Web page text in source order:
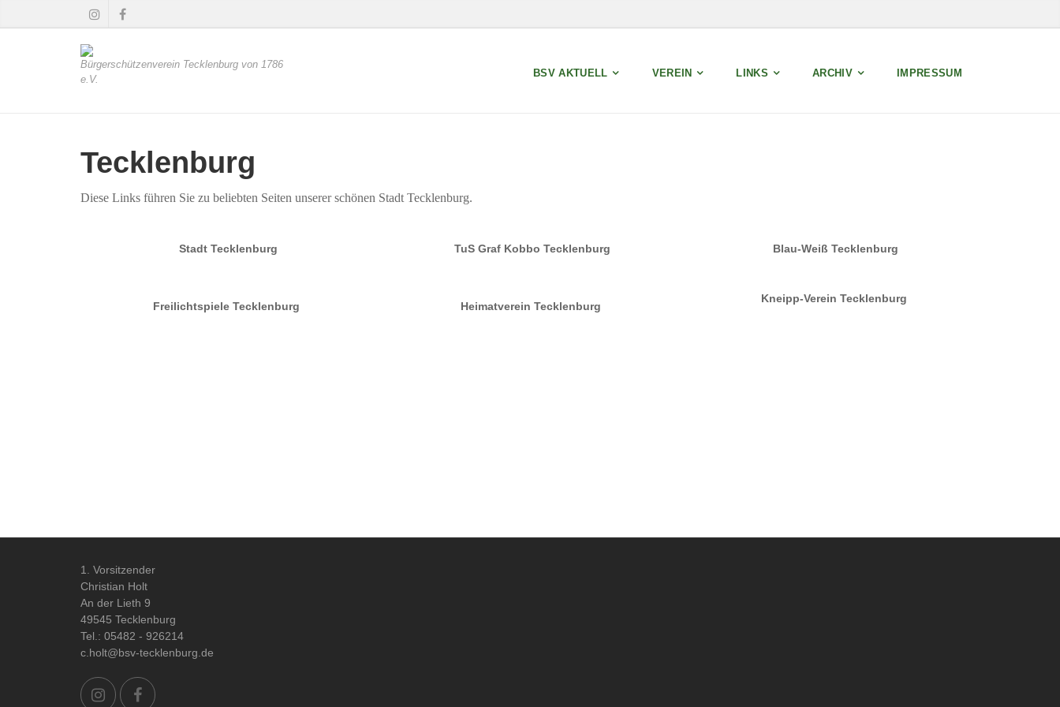
Bürgerschützenverein Tecklenburg von 1786
e.V.
BSV AKTUELL VEREIN LINKS ARCHIV IMPRESSUM
Tecklenburg
Diese Links führen Sie zu beliebten Seiten unserer schönen Stadt Tecklenburg.
Stadt Tecklenburg TuS Graf Kobbo Tecklenburg Blau-Weiß Tecklenburg
Freilichtspiele Tecklenburg Heimatverein Tecklenburg
Kneipp-Verein Tecklenburg
1. Vorsitzender
Christian Holt
An der Lieth 9
49545 Tecklenburg
Tel.: 05482 - 926214
c.holt@bsv-tecklenburg.de